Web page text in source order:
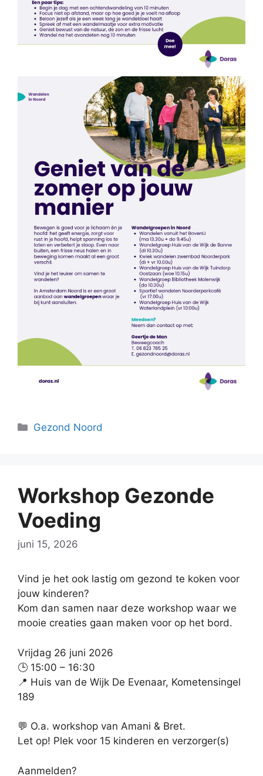
Categorieën
Gezond Noord
Workshop Gezonde
Voeding
juni 15, 2026
Vind je het ook lastig om gezond te koken voor
jouw kinderen?
Kom dan samen naar deze workshop waar we
mooie creaties gaan maken voor op het bord.
Vrijdag 26 juni 2026
🕒 15:00 – 16:30
📍 Huis van de Wijk De Evenaar, Kometensingel
189
💬 O.a. workshop van Amani & Bret.
Let op! Plek voor 15 kinderen en verzorger(s)
Aanmelden?